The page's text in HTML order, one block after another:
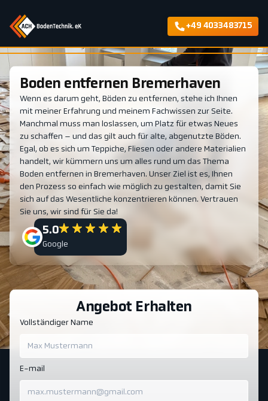
+49 4033483715
Boden entfernen Bremerhaven
Wenn es darum geht, Böden zu entfernen, stehe ich Ihnen
mit meiner Erfahrung und meinem Fachwissen zur Seite.
Manchmal muss man loslassen, um Platz für etwas Neues
zu schaffen – und das gilt auch für alte, abgenutzte Böden.
Egal, ob es sich um Teppiche, Fliesen oder andere Materialien
handelt, wir kümmern uns um alles rund um das Thema
Boden entfernen in Bremerhaven. Unser Ziel ist es, Ihnen
den Prozess so einfach wie möglich zu gestalten, damit Sie
sich auf das Wesentliche konzentrieren können. Vertrauen
Sie uns, wir sind für Sie da!
5.0
Google
Angebot Erhalten
Vollständiger Name
E-mail